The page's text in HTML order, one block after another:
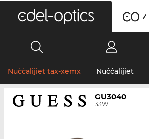
Nuċċalijiet tax-xemx Nuċċalijiet
GU3040
33W